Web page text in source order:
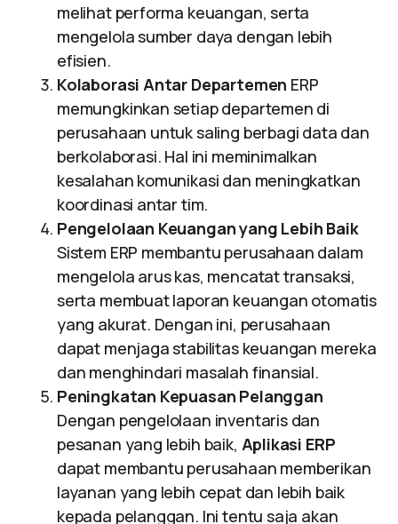
melihat performa keuangan, serta
mengelola sumber daya dengan lebih
efisien.
Kolaborasi Antar Departemen ERP
memungkinkan setiap departemen di
perusahaan untuk saling berbagi data dan
berkolaborasi. Hal ini meminimalkan
kesalahan komunikasi dan meningkatkan
koordinasi antar tim.
Pengelolaan Keuangan yang Lebih Baik
Sistem ERP membantu perusahaan dalam
mengelola arus kas, mencatat transaksi,
serta membuat laporan keuangan otomatis
yang akurat. Dengan ini, perusahaan
dapat menjaga stabilitas keuangan mereka
dan menghindari masalah finansial.
Peningkatan Kepuasan Pelanggan
Dengan pengelolaan inventaris dan
pesanan yang lebih baik, Aplikasi ERP
dapat membantu perusahaan memberikan
layanan yang lebih cepat dan lebih baik
kepada pelanggan. Ini tentu saja akan